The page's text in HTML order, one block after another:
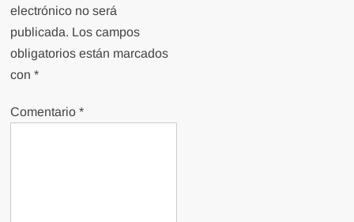
electrónico no será
publicada. Los campos
obligatorios están marcados
con*
Comentario*